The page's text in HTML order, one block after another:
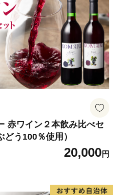
赤ワイン２本飲み比べセ
どう100％使用）
20,000円